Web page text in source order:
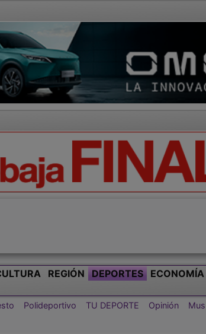
REGIÓN DEPORTES ECONOMÍA
Polideportivo TU DEPORTE Opinión Mus